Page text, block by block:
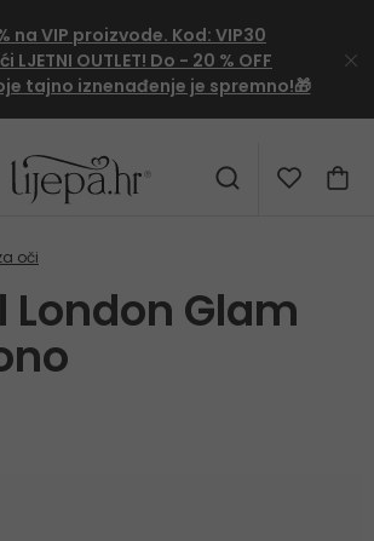
na VIP proizvode. Kod: VIP30
LJETNI OUTLET! Do - 20 % OFF
tajno iznenađenje je spremno!🎁
London Glam